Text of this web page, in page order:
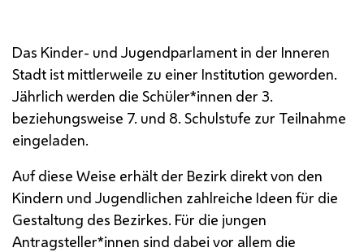
Das Kinder- und Jugendparlament in der Inneren
Stadt ist mittlerweile zu einer Institution geworden.
Jährlich werden die Schüler*innen der 3.
beziehungsweise 7. und 8. Schulstufe zur Teilnahme
eingeladen.
Auf diese Weise erhält der Bezirk direkt von den
Kindern und Jugendlichen zahlreiche Ideen für die
Gestaltung des Bezirkes. Für die jungen
Antragsteller*innen sind dabei vor allem die